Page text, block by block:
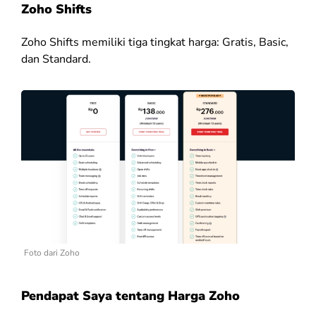
Zoho Shifts
Zoho Shifts memiliki tiga tingkat harga: Gratis, Basic,
dan Standard.
Foto dari Zoho
Pendapat Saya tentang Harga Zoho